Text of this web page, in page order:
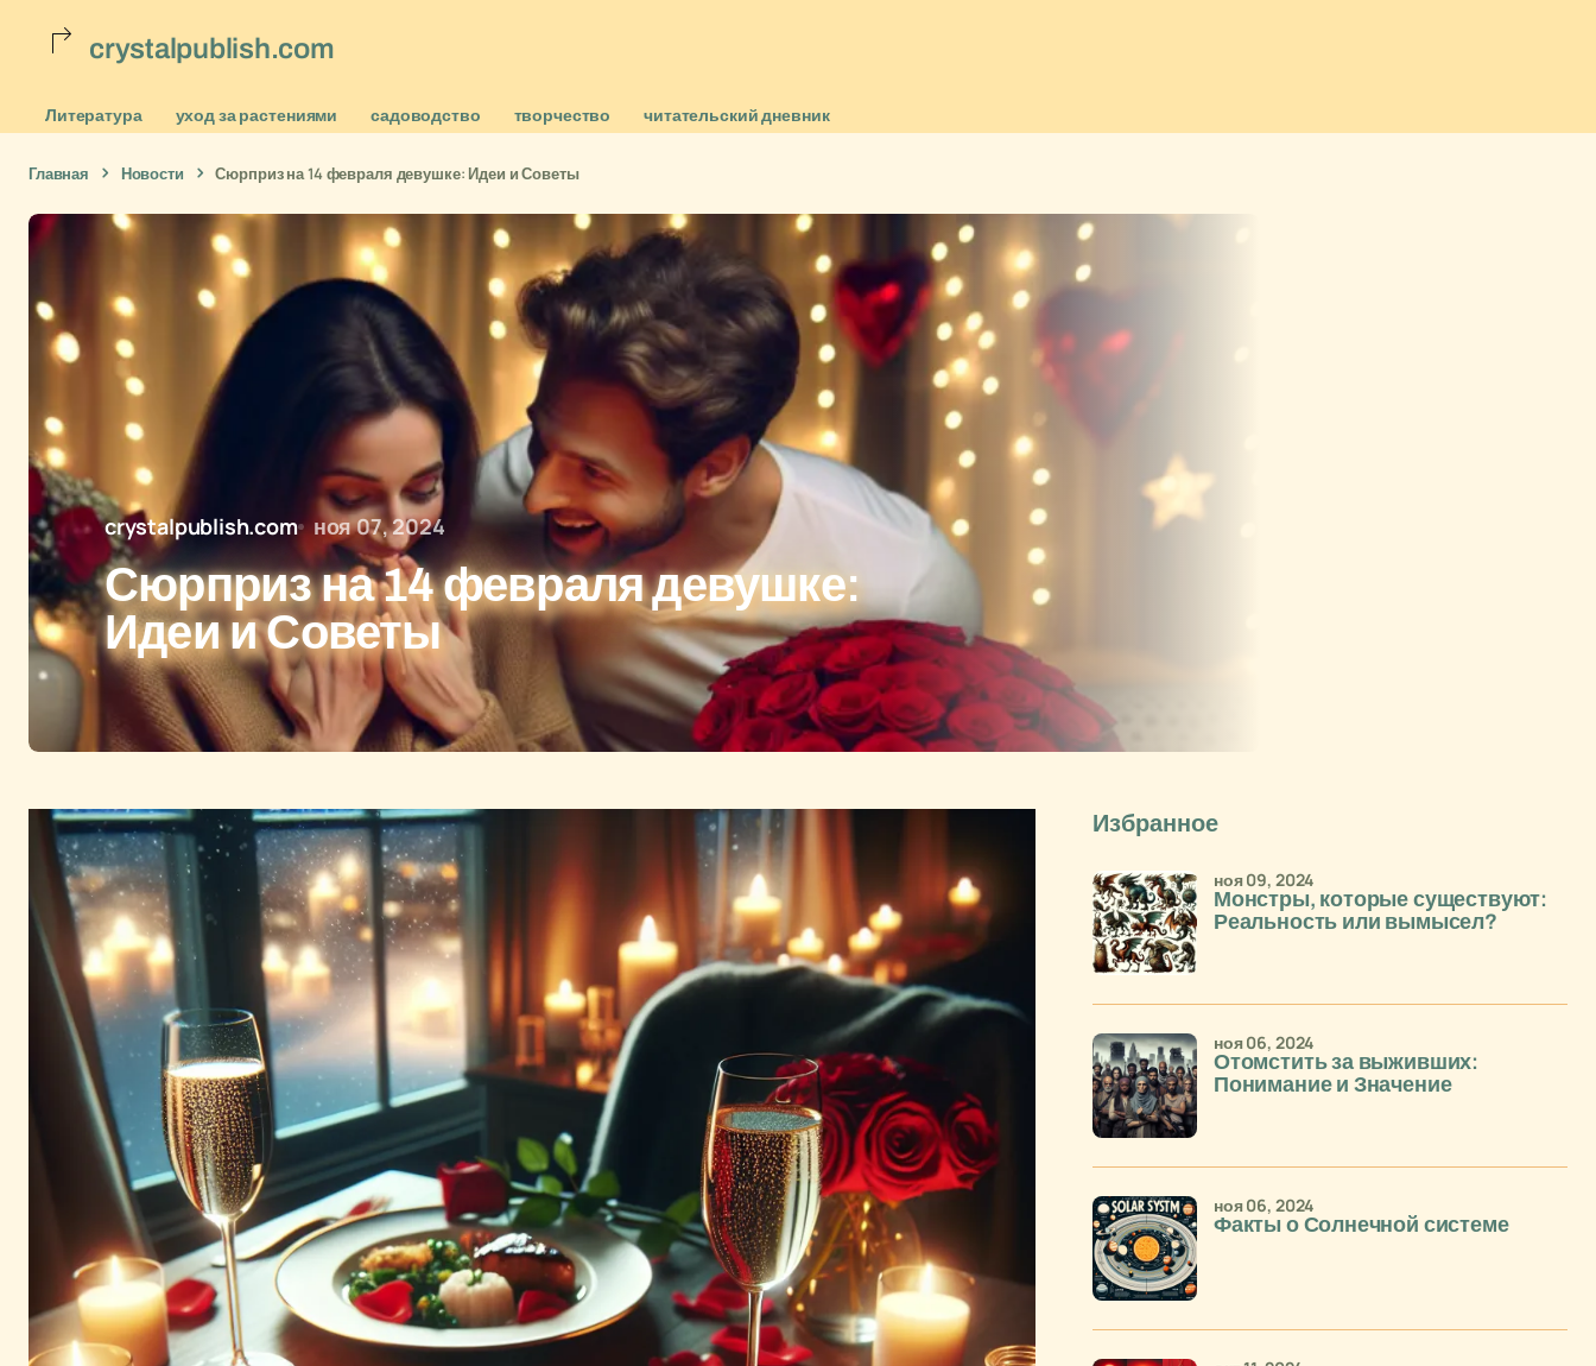
crystalpublish.com
Литература уход за растениями садоводство творчество читательский дневник
Главная Новости Сюрприз на 14 февраля девушке: Идеи и Советы
crystalpublish.com ноя 07, 2024
Сюрприз на 14 февраля девушке:
Идеи и Советы
Избранное
Монстры, которые существуют:
Реальность или вымысел?
ноя 09, 2024
Отомстить за выживших:
Понимание и Значение
ноя 06, 2024
Факты о Солнечной системе
ноя 06, 2024